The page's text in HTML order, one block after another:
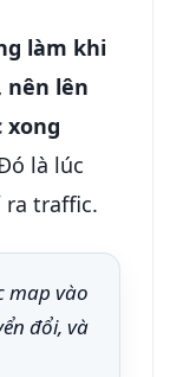
làm khi
nên lên
xong
là lúc
ra traffic.
map vào
đổi, và